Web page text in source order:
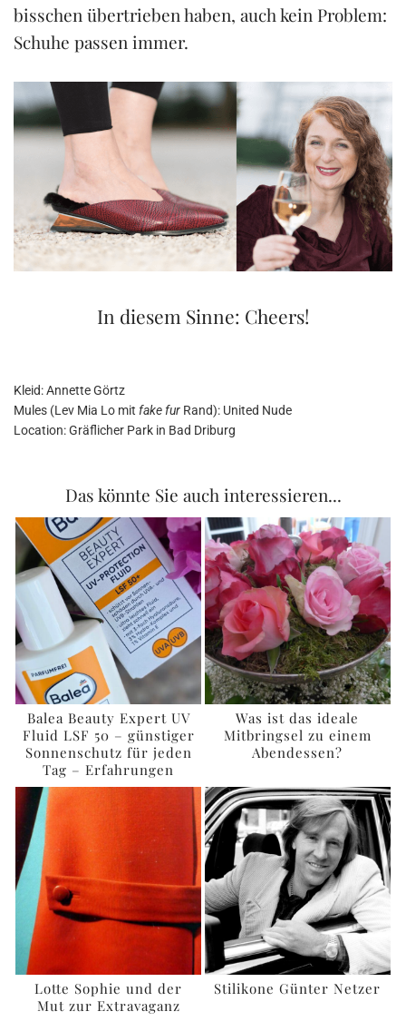
bisschen übertrieben haben, auch kein Problem:
Schuhe passen immer.
In diesem Sinne: Cheers!
Kleid: Annette Görtz
Mules (Lev Mia Lo mit fake fur Rand): United Nude
Location: Gräflicher Park in Bad Driburg
Das könnte Sie auch interessieren...
Balea Beauty Expert UV
Fluid LSF 50 – günstiger
Sonnenschutz für jeden
Tag – Erfahrungen
Was ist das ideale
Mitbringsel zu einem
Abendessen?
Lotte Sophie und der
Mut zur Extravaganz
Stilikone Günter Netzer